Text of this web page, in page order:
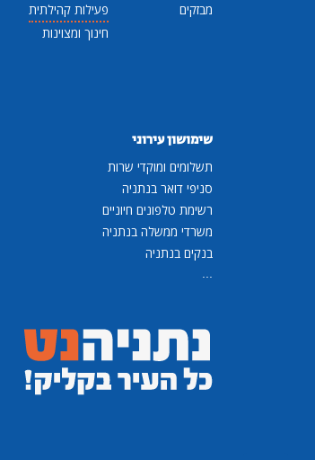
מבזקים
פעילות קהילתית
חינוך ומצוינות
שימושון עירוני
תשלומים ומוקדי שרות
סניפי דואר בנתניה
רשימת טלפונים חיוניים
משרדי ממשלה בנתניה
בנקים בנתניה
...